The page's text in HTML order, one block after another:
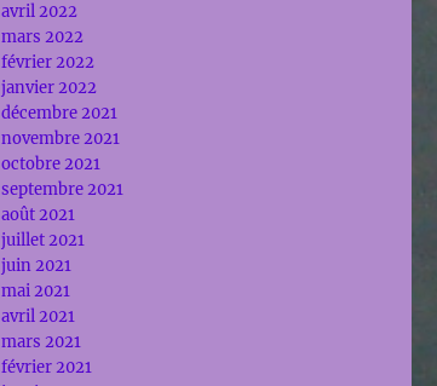
avril 2022
mars 2022
février 2022
janvier 2022
décembre 2021
novembre 2021
octobre 2021
septembre 2021
août 2021
juillet 2021
juin 2021
mai 2021
avril 2021
mars 2021
février 2021